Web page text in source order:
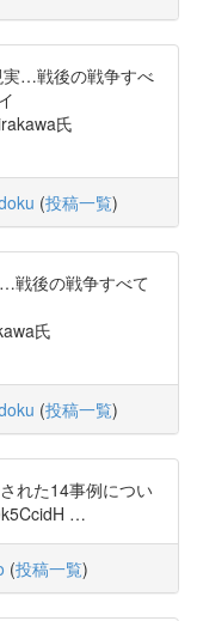
…戦後の戦争すべ
氏
(投稿一覧)
戦後の戦争すべて
氏
(投稿一覧)
れた14事例につい
…
(投稿一覧)